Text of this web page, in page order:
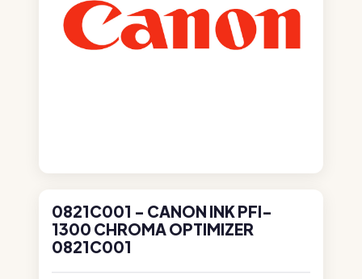
0821C001 - CANON INK PFI-
1300 CHROMA OPTIMIZER
0821C001